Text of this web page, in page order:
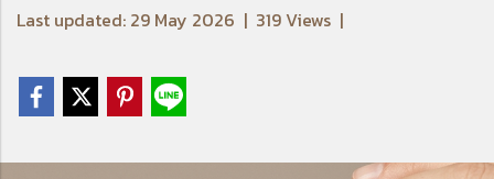
Last updated: 29 May 2026 | 319 Views |